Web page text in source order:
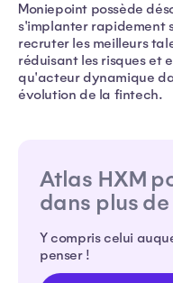
Moniepoint possède
s'implanter rapidement
recruter les meilleurs
réduisant les risques et
qu'acteur dynamique
évolution de la fintech.
Atlas HXM
dans plus
Y compris celui
penser !